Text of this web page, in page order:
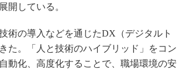
新型コロナへの対応
開している。
の導入などを通じたDX（デジタルト
た。「人と技術のハイブリッド」をコン
動化、高度化することで、職場環境の安